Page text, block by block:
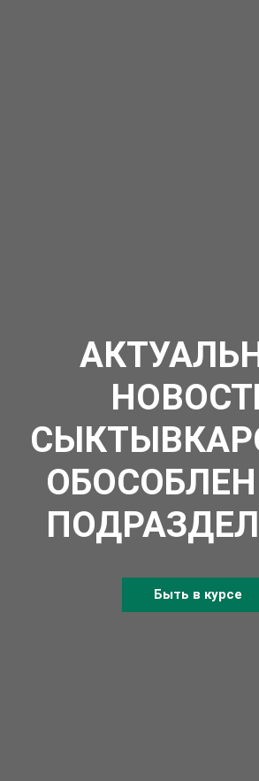
Быть в курсе